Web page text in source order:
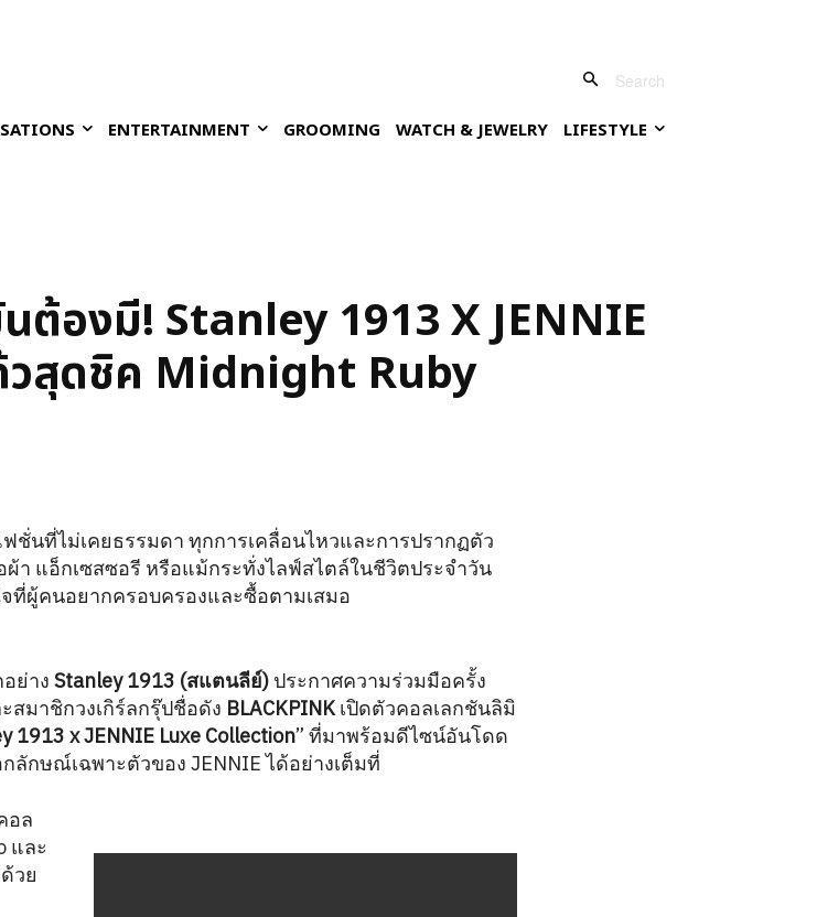
Search
ENTERTAINMENT GROOMING WATCH & JEWELRY LIFESTYLE
ต้องมี! Stanley 1913 X JENNIE
สุดชิค Midnight Ruby
ชั่นที่ไม่เคยธรรมดา ทุกการเคลื่อนไหวและการปรากฏตัว
ผ้า แอ็กเซสซอรี หรือแม้กระทั่งไลฟ์สไตล์ในชีวิตประจำวัน
ที่ผู้คนอยากครอบครองและซื้อตามเสมอ
ย่าง Stanley 1913 (สแตนลีย์) ประกาศความร่วมมือครั้ง
สมาชิกวงเกิร์ลกรุ๊ปชื่อดัง BLACKPINKเปิดตัวคอลเลกชันลิมิ
1913 x JENNIE Luxe Collection” ที่มาพร้อมดีไซน์อันโดด
กษณ์เฉพาะตัวของ JENNIE ได้อย่างเต็มที่
อล
และ
วย